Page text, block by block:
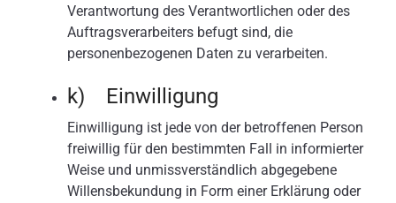
Verantwortung des Verantwortlichen oder des
Auftragsverarbeiters befugt sind, die
personenbezogenen Daten zu verarbeiten.
k) Einwilligung
Einwilligung ist jede von der betroffenen Person
freiwillig für den bestimmten Fall in informierter
Weise und unmissverständlich abgegebene
Willensbekundung in Form einer Erklärung oder